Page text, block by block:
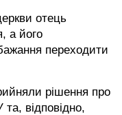
отець
а його
переходити
рішення про
відповідно,